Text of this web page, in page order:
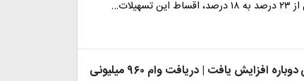
هزینه وام مسکن دوباره افزایش یافت | دریافت وام ۹۶۰ میلیونی